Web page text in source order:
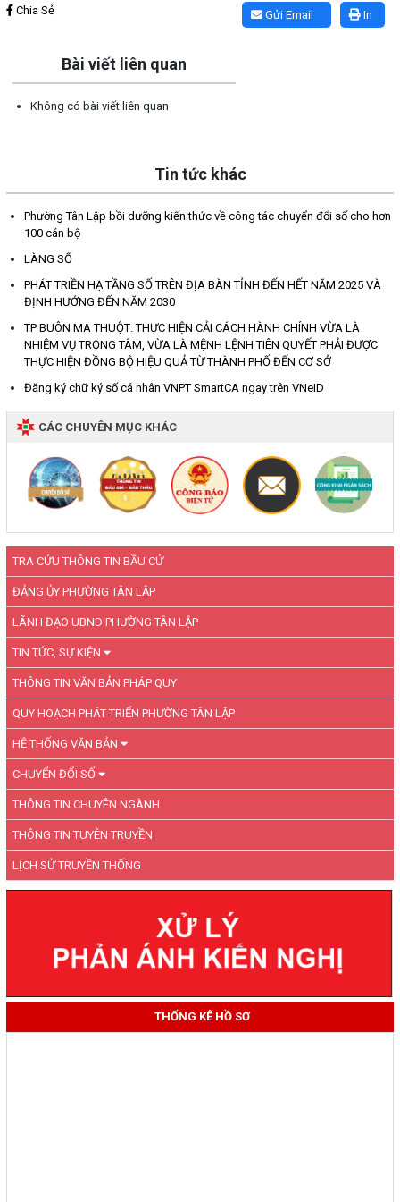
TRA CỨU THÔNG TIN BẦU CỬ
ĐẢNG ỦY PHƯỜNG TÂN LẬP
LÃNH ĐẠO UBND PHƯỜNG TÂN LẬP
TIN TỨC, SỰ KIỆN
THÔNG TIN VĂN BẢN PHÁP QUY
QUY HOẠCH PHÁT TRIỂN PHƯỜNG TÂN LẬP
HỆ THỐNG VĂN BẢN
CHUYỂN ĐỔI SỐ
THÔNG TIN CHUYÊN NGÀNH
THÔNG TIN TUYÊN TRUYỀN
LỊCH SỬ TRUYỀN THỐNG
THỐNG KÊ HỒ SƠ
In
Gửi Email
Chia Sẻ
Bài viết liên quan
Không có bài viết liên quan
Tin tức khác
Phường Tân Lập bồi dưỡng kiến thức về công tác chuyển đổi số cho hơn
100 cán bộ
LÀNG SỐ
PHÁT TRIỀN HẠ TẦNG SỐ TRÊN ĐỊA BÀN TỈNH ĐẾN HẾT NĂM 2025 VÀ
ĐỊNH HƯỚNG ĐẾN NĂM 2030
TP BUÔN MA THUỘT: THỰC HIỆN CẢI CÁCH HÀNH CHÍNH VỪA LÀ
NHIỆM VỤ TRỌNG TÂM, VỪA LÀ MỆNH LỆNH TIÊN QUYẾT PHẢI ĐƯỢC
THỰC HIỆN ĐỒNG BỘ HIỆU QUẢ TỪ THÀNH PHỐ ĐẾN CƠ SỞ
Đăng ký chữ ký số cá nhân VNPT SmartCA ngay trên VNeID
CÁC CHUYÊN MỤC KHÁC